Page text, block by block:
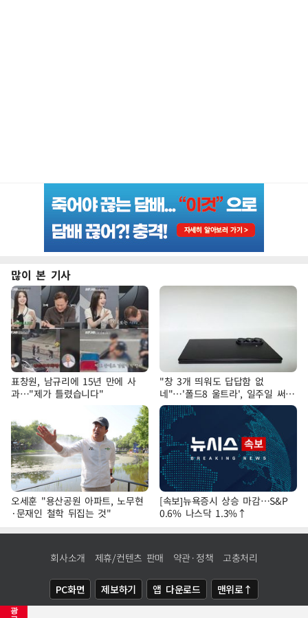
광
많이 본 기사
표창원, 남규리에 15년 만에 사
과…"제가 틀렸습니다"
"창 3개 띄워도 답답함 없
네"…'폴드8 울트라', 일주일 써보
니
오세훈 "용산공원 아파트, 노무현
·문재인 철학 뒤집는 것"
[속보]뉴욕증시 상승 마감…S&P
0.6% 나스닥 1.3%↑
회사소개 제휴/컨텐츠 판매 약관·정책 고충처리
PC화면 제보하기 앱 다운로드 맨위로↑